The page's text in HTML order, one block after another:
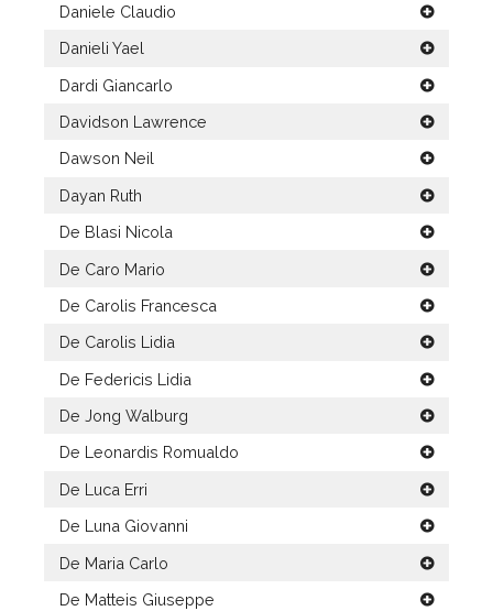
Daniele Claudio
Danieli Yael
Dardi Giancarlo
Davidson Lawrence
Dawson Neil
Dayan Ruth
De Blasi Nicola
De Caro Mario
De Carolis Francesca
De Carolis Lidia
De Federicis Lidia
De Jong Walburg
De Leonardis Romualdo
De Luca Erri
De Luna Giovanni
De Maria Carlo
De Matteis Giuseppe